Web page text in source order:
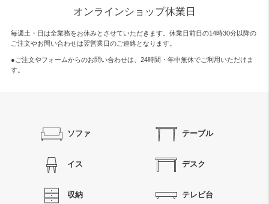
オンラインショップ休業日
毎週土・日は全業務をお休みとさせていただきます。休業日前日の14時30分以降の
ご注文やお問い合わせは翌営業日のご連絡となります。
●ご注文やフォームからのお問い合わせは、 24時間・年中無休でご利用いただけま
す。
ソファ テーブル
イス デスク
収納 テレビ台